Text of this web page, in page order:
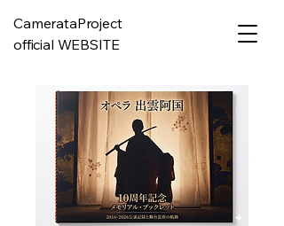
CamerataProject
official WEBSITE